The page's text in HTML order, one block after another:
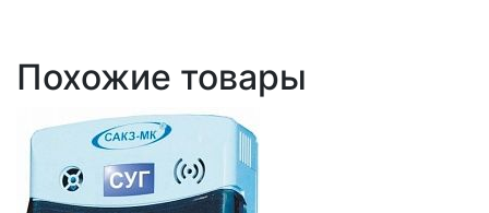
Похожие товары